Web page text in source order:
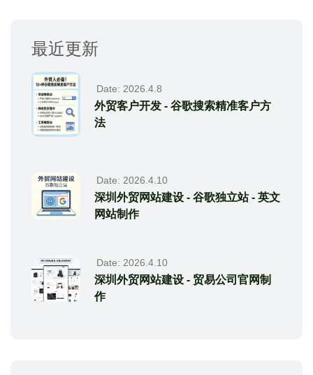
最近更新
Date: 2026.4.8
外贸客户开发 - 谷歌搜索精准客户方
法
Date: 2026.4.10
深圳外贸网站建设 - 谷歌独立站 - 英文
网站制作
Date: 2026.4.10
深圳外贸网站建设 - 贸易公司官网制
作